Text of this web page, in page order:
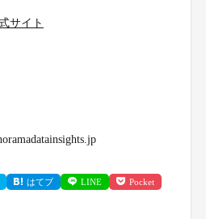
サイト
はてブ LINE Pocket